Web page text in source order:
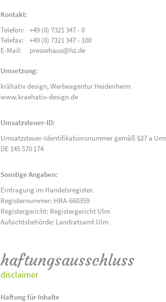
Kontakt:
Telefon:
+49 (0) 7321 347 - 0
Telefax:
+49 (0) 7321 347 - 100
E-Mail:
pressehaus@hz.de
Umsetzung:
krähativ design, Werbeagentur Heidenheim
www.kraehativ-design.de
Umsatzsteuer-ID:
Umsatzsteuer-Identifikationsnummer gemäß §27 a
DE 145 570 174
Sonstige Angaben:
Eintragung im Handelsregister.
Registernummer: HRA-660359
Registergericht: Registergericht Ulm
Aufsichtsbehörde: Landratsamt Ulm
haftungsausschluss
disclaimer
Haftung für Inhalte